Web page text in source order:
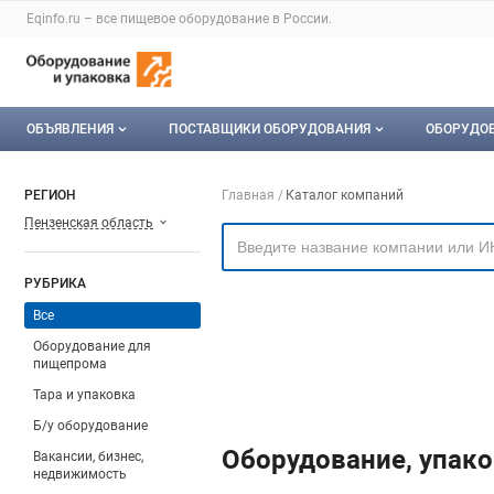
Раздел навигации по сайту eqinfo.ru
Eqinfo.ru – все пищевое оборудование в России.
Авторизация и меню пользователя
Навигация по разделам сайта eqinfo.ru
ОБЪЯВЛЕНИЯ
Мои объявления
ПОСТАВЩИКИ ОБОРУДОВАНИЯ
Каталог компаний
Моя компания
Мое
РЕГИОН
Пензенская область
РУБРИКА
Все
Оборудование для
пищепрома
Тара и упаковка
Б/у оборудование
Вакансии, бизнес,
недвижимость
Навигация по
Главная Каталог компаний
Оборудование,